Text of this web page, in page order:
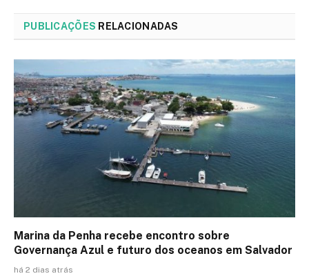
PUBLICAÇÕES RELACIONADAS
Marina da Penha recebe encontro sobre
Governança Azul e futuro dos oceanos em Salvador
há 2 dias atrás